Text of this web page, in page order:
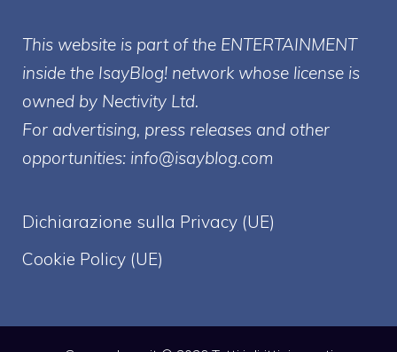
This website is part of the ENTERTAINMENT
inside the IsayBlog! network whose license is
owned by Nectivity Ltd.
For advertising, press releases and other
opportunities: info@isayblog.com
Dichiarazione sulla Privacy (UE)
Cookie Policy (UE)